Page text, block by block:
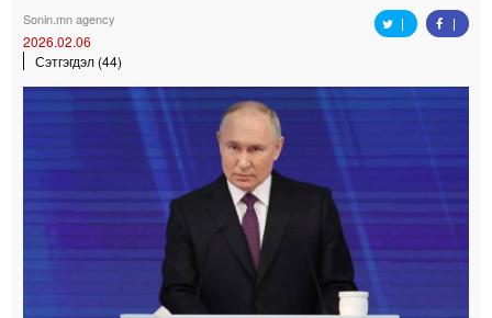
Easy news
Sonin.mn agency
2026.02.06
Сэтгэгдэл (44)